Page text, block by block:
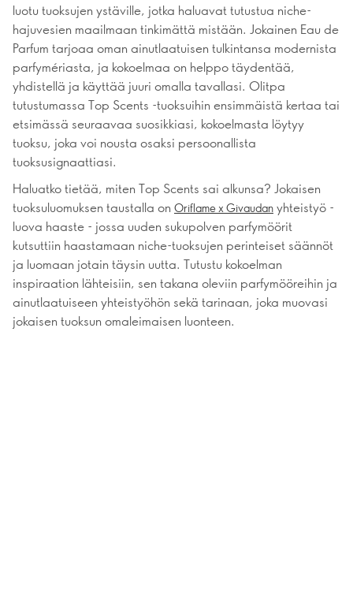
luotu tuoksujen ystäville, jotka haluavat tutustua niche-
hajuvesien maailmaan tinkimättä mistään. Jokainen Eau de
Parfum tarjoaa oman ainutlaatuisen tulkintansa modernista
parfymériasta, ja kokoelmaa on helppo täydentää,
yhdistellä ja käyttää juuri omalla tavallasi. Olitpa
tutustumassa Top Scents -tuoksuihin ensimmäistä kertaa tai
etsimässä seuraavaa suosikkiasi, kokoelmasta löytyy
tuoksu, joka voi nousta osaksi persoonallista
tuoksusignaattiasi.
Haluatko tietää, miten Top Scents sai alkunsa? Jokaisen
tuoksuluomuksen taustalla on Oriflame x Givaudan yhteistyö -
luova haaste - jossa uuden sukupolven parfymöörit
kutsuttiin haastamaan niche-tuoksujen perinteiset säännöt
ja luomaan jotain täysin uutta. Tutustu kokoelman
inspiraation lähteisiin, sen takana oleviin parfymööreihin ja
ainutlaatuiseen yhteistyöhön sekä tarinaan, joka muovasi
jokaisen tuoksun omaleimaisen luonteen.